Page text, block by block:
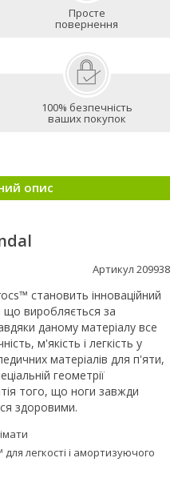
Просте
повернення
100% безпечність
ваших покупок
опис
Артикул 209938
становить інноваційний
виробляється за
даному матеріалу все
м'якість і легкість у
матеріалів для п'яти,
геометрії
того, що ноги завжди
здоровими.
легкості і амортизуючого